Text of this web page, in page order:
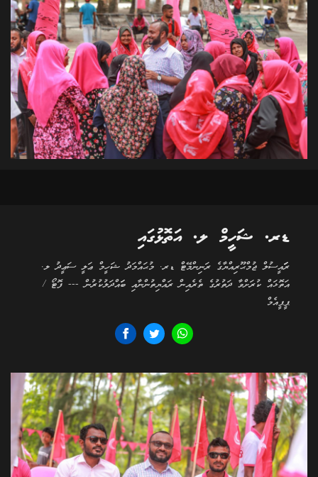
ޑރ. ޝަހީމް ލ. އަތޮޅުގައި
ރަަައީސުލް ޖުމްޙޫރިއްޔާގެ ރަނިންމޭޓް ޑރ. މުޙައްމަދު ޝަހީމް ޢަލީ ސަޢީދު ލ.
އަތޮޅައް ކުރަށްވާ ދަތުރުގެ ތެރެއިން ރައްޔިތުންނާއި ބަައްދަލުކުރުން --- ފޮޓޯ /
ޕީޕީއެމް